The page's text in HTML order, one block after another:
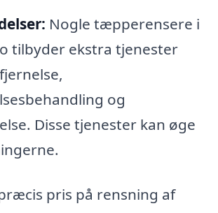
Nogle tæpperensere i
tilbyder ekstra tjenester
og
Disse tjenester kan øge
pris på rensning af